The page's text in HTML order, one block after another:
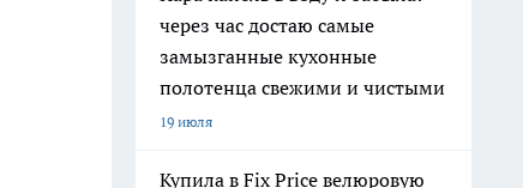
через час достаю самые
замызганные кухонные
полотенца свежими и чистыми
19 июля
Купила в Fix Price велюровую